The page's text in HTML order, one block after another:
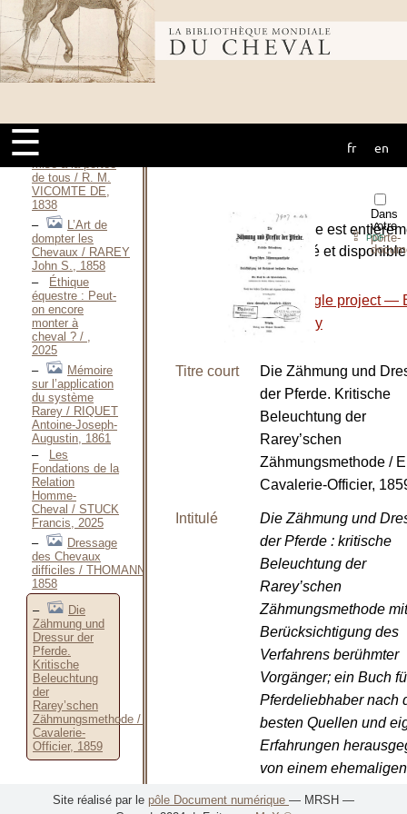
Bibliothèque
mondiale du
cheval
☰ fr en
Sam, 2004
Tachyhippodamia
or, The new
secret of taming
Méthode Rarey
de tous / R. M.
VICOMTE DE,
1838
L’Art de
dompter les
Chevaux / RAREY
John S., 1858
Éthique
équestre : Peut-
on encore
monter à
cheval ? / ,
2025
Mémoire
sur l’application
du système
Rarey / RIQUET
Antoine-Joseph-
Augustin, 1861
Les
Fondations de la
Relation
Homme-
Cheval / STUCK
Francis, 2025
Dressage
des Chevaux
difficiles / THOMANN,
1858
Die
Zähmung und
Dressur der
Pferde.
Kritische
Beleuchtung
der
Rarey’schen
Zähmungsmethode / Eine
Cavalerie-
Officier, 1859
Dans
votre
porte-
⇪PDF
L’ouvrage est
numérisé et
site :
-Google project —
Library
Titre court
Die Zähmung und
der Pferde. Kritische
Beleuchtung der
Rarey’schen
Zähmungsmethode /
Cavalerie-Officier,
Intitulé
Die Zähmung und
der Pferde : kritische
Beleuchtung der
Rarey’schen
Zähmungsmethode mit
Berücksichtigung des
Verfahrens berühmter
Vorgänger; ein Buch
Pferdeliebhaber nach
besten Quellen und
Erfahrungen
von einem ehemaligen
Site réalisé par le pôle Document numérique — MRSH —